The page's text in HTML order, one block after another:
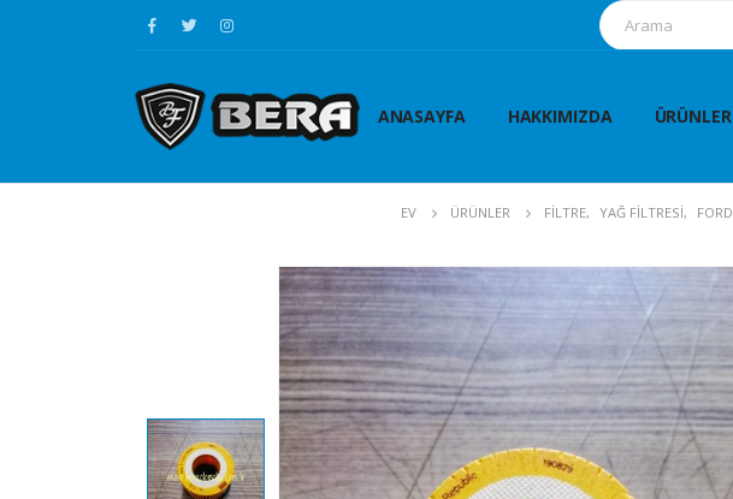
ANASAYFA HAKKIMIZDA ÜRÜNLER
EV ÜRÜNLER FİLTRE, YAĞ FİLTRESİ, FORD